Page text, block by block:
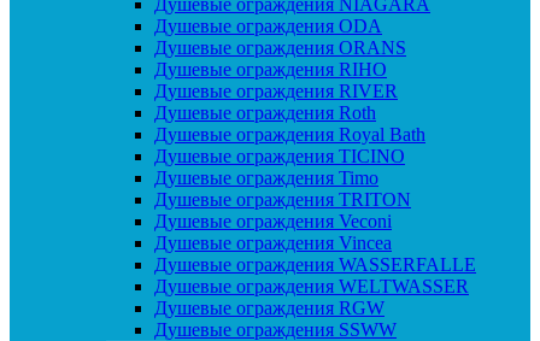
Душевые ограждения NIAGARA
Душевые ограждения ODA
Душевые ограждения ORANS
Душевые ограждения RIHO
Душевые ограждения RIVER
Душевые ограждения Roth
Душевые ограждения Royal Bath
Душевые ограждения TICINO
Душевые ограждения Timo
Душевые ограждения TRITON
Душевые ограждения Veconi
Душевые ограждения Vincea
Душевые ограждения WASSERFALLE
Душевые ограждения WELTWASSER
Душевые ограждения RGW
Душевые ограждения SSWW